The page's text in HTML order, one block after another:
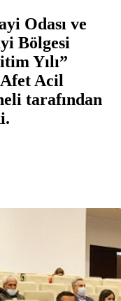
Odası ve
Bölgesi
Yılı”
Acil
tarafından